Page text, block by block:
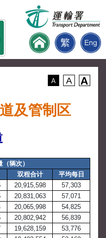
A A A
及管制区
辆次）
双程合计
平均每日
20,915,598
57,303
20,831,063
57,071
20,065,998
54,825
20,802,942
56,839
19,628,159
53,776